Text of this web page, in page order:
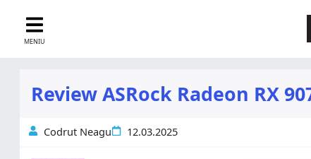
MENIU
Review ASRock Radeon RX
Codrut Neagu 12.03.2025